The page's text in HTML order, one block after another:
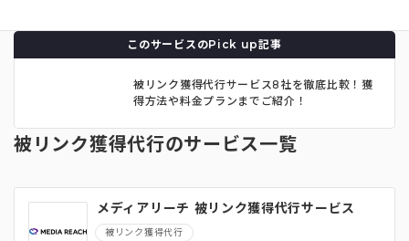
このサービスのPick up記事
被リンク獲得代行サービス8社を徹底比較！獲
得方法や料金プランまでご紹介！
被リンク獲得代行のサービス一覧
メディアリーチ 被リンク獲得代行サービス
被リンク獲得代行